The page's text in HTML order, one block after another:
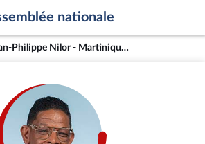
nationale
M. Jean-Philippe Nilor - Martinique (4e circonscription)